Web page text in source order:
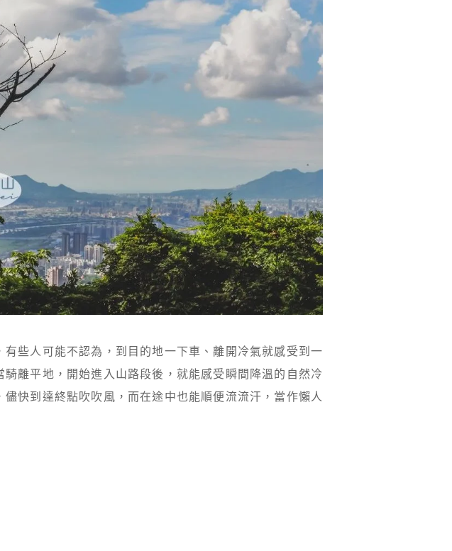
些人可能不認為，到目的地一下車、離開冷氣就感受到一
離平地，開始進入山路段後，就能感受瞬間降溫的自然冷
快到達終點吹吹風，而在途中也能順便流流汗，當作懶人